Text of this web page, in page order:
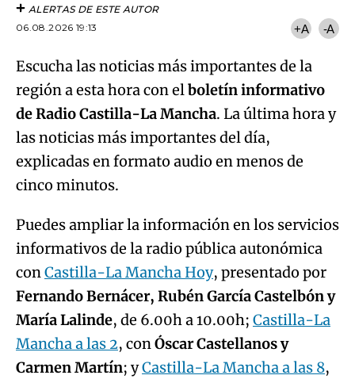
ALERTAS DE ESTE AUTOR
06.08.2026 19:13
+A -A
Escucha las noticias más importantes de la
región a esta hora con elboletín informativo
de Radio Castilla-La Mancha. La última hora y
las noticias más importantes del día,
explicadas en formato audio en menos de
cinco minutos.
Puedes ampliar la información en los servicios
informativos de la radio pública autonómica
conCastilla-La Mancha Hoy, presentado por
Fernando Bernácer, Rubén García Castelbón y
María Lalinde, de 6.00h a 10.00h; Castilla-La
Mancha a las 2, conÓscar Castellanos y
Carmen Martín; yCastilla-La Mancha a las 8,